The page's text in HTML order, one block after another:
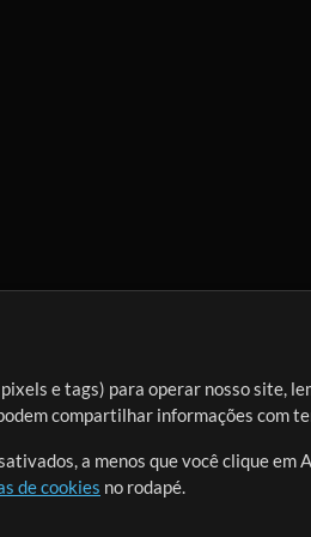
e tags) para operar nosso site,
compartilhar informações com
a menos que você clique
de cookies no rodapé.